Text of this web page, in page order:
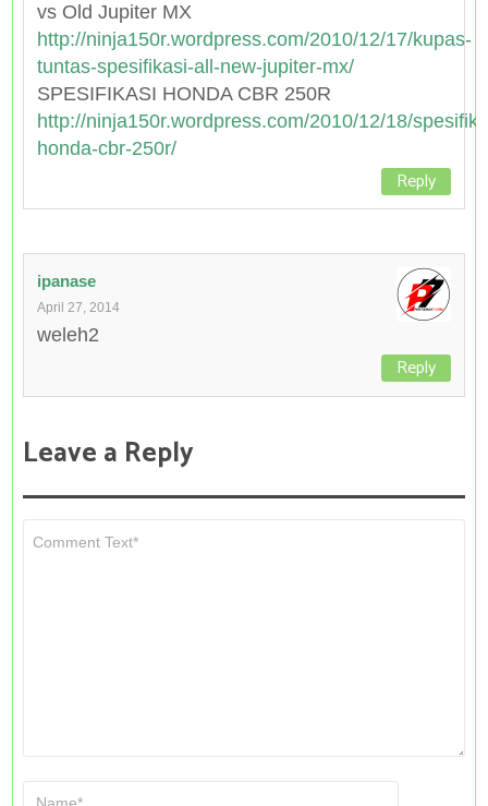
vs Old Jupiter MX
http://ninja150r.wordpress.com/2010/12/17/kupas-
tuntas-spesifikasi-all-new-jupiter-mx/
SPESIFIKASI HONDA CBR 250R
http://ninja150r.wordpress.com/2010/12/18/
honda-cbr-250r/
Reply
ipanase
April 27, 2014
weleh2
Reply
Leave a Reply